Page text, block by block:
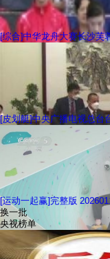
[综合]中华龙舟大赛长沙芙
[皮划艇]中央广播电视总台
[运动一起赢]完整版
换一批
央视榜单